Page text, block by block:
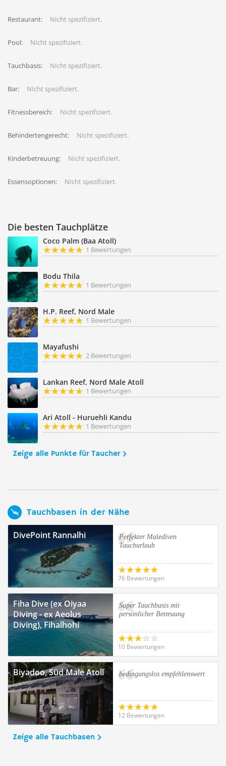
Restaurant: NIcht spezifiziert.
Pool: NIcht spezifiziert.
Tauchbasis: NIcht spezifiziert.
Bar: NIcht spezifiziert.
Fitnessbereich: NIcht spezifiziert.
Behindertengerecht: NIcht spezifiziert.
Kinderbetreuung: NIcht spezifiziert.
Essensoptionen: NIcht spezifiziert.
Die besten Tauchplätze
Coco Palm (Baa Atoll)
1 Bewertungen
Bodu Thila
1 Bewertungen
H.P. Reef, Nord Male
1 Bewertungen
Mayafushi
2 Bewertungen
Lankan Reef, Nord Male Atoll
1 Bewertungen
Ari Atoll - Huruehli Kandu
1 Bewertungen
Zeige alle Punkte für Taucher
Tauchbasen in der Nähe
DivePoint Rannalhi
Perfekter Malediven
Tauchurlaub
76 Bewertungen
Fiha Dive (ex Oiyaa
Diving - ex Aeolus
Diving), Fihalhohi
Super Tauchbasis mit
persönlicher Betreuung
10 Bewertungen
Biyadoo, Süd Male Atoll bedingungslos empfehlenswert
12 Bewertungen
Zeige alle Tauchbasen